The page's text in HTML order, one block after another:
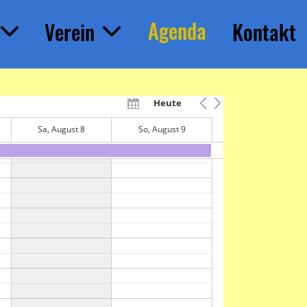
Verein Agenda Kontakt
Heute
Sa, August 8 So, August 9